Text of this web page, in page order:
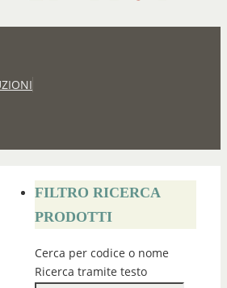
FILTRO RICERCA
PRODOTTI
Cerca per codice o nome
Ricerca tramite testo